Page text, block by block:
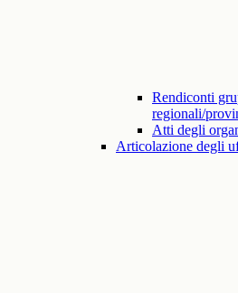
Rendiconti
regionali/
Atti degli
Articolazione degli